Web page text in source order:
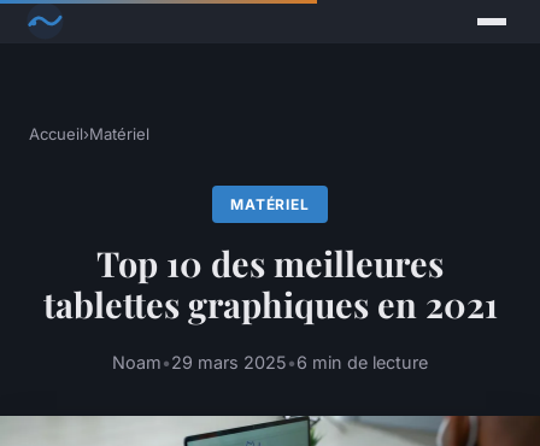
Accueil›Matériel
MATÉRIEL
Top 10 des meilleures
tablettes graphiques en 2021
Noam•29 mars 2025•6 min de lecture